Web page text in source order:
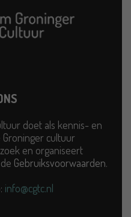
doet als kennis- en
cultuur
en organiseert
Gebruiksvoorwaarden.
info@cgtc.nl